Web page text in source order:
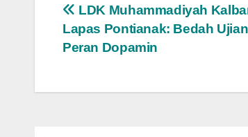
Navigasi
pos
LDK Muhammadiyah
Lapas Pontianak: Bedah
Peran Dopamin